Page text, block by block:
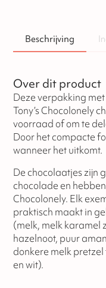
Beschrijving
Over dit product
Deze verpakking
Tony’s Chocolonely
voorraad of om te
Door het compacte
wanneer het uitkomt.
De chocolaatjes zijn
chocolade en
Chocolonely. Elk
praktisch maakt in
(melk, melk karamel
hazelnoot, puur
donkere melk
en wit).